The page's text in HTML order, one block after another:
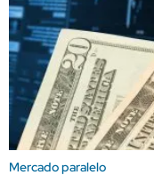
Mercado paralelo